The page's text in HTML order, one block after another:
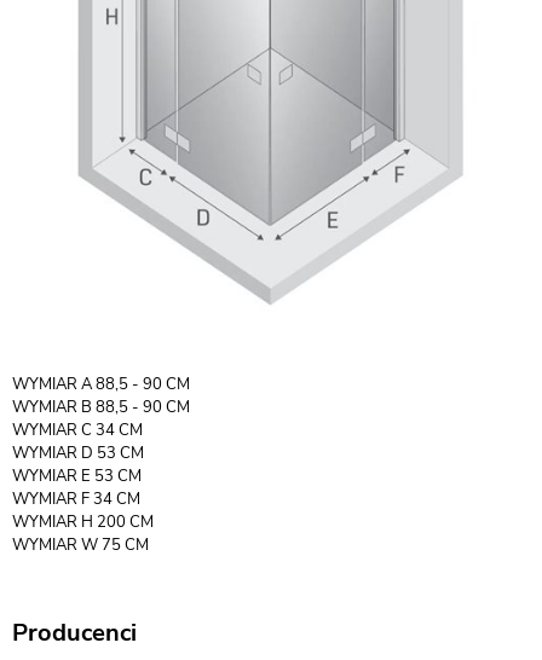
WYMIAR A 88,5 - 90 CM
WYMIAR B 88,5 - 90 CM
WYMIAR C 34 CM
WYMIAR D 53 CM
WYMIAR E 53 CM
WYMIAR F 34 CM
WYMIAR H 200 CM
WYMIAR W 75 CM
Producenci